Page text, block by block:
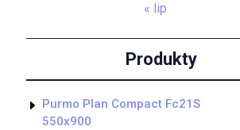
« lip
Produkty
Purmo Plan Compact Fc21S
550x900